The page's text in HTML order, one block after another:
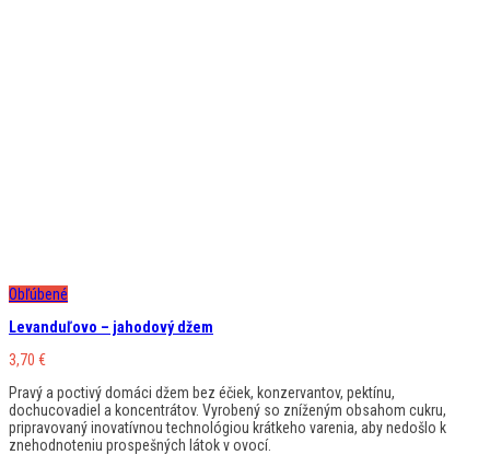
Obľúbené
Levanduľovo – jahodový džem
3,70 €
Pravý a poctivý domáci džem bez éčiek, konzervantov, pektínu,
dochucovadiel a koncentrátov. Vyrobený so zníženým obsahom cukru,
pripravovaný inovatívnou technológiou krátkeho varenia, aby nedošlo k
znehodnoteniu prospešných látok v ovocí.